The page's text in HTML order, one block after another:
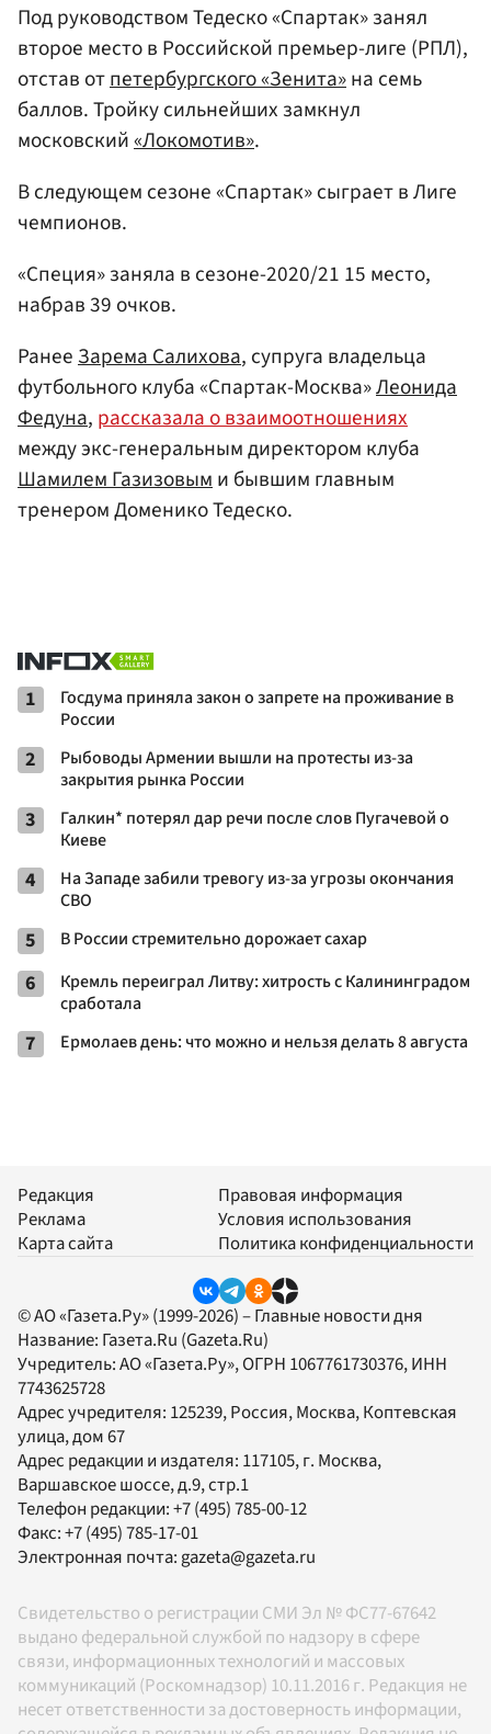
Под руководством Тедеско «Спартак» занял
второе место в Российской премьер-лиге (РПЛ),
отстав отпетербургского «Зенита»на семь
баллов. Тройку сильнейших замкнул
московский«Локомотив».
В следующем сезоне «Спартак» сыграет в Лиге
чемпионов.
«Специя» заняла в сезоне-2020/21 15 место,
набрав 39 очков.
РанееЗарема Салихова, супруга владельца
футбольного клуба «Спартак-Москва»Леонида
Федуна, рассказала о взаимоотношениях
между экс-генеральным директором клуба
Шамилем Газизовыми бывшим главным
тренером Доменико Тедеско.
1
Госдума приняла закон о запрете на проживание в
России
2
Рыбоводы Армении вышли на протесты из-за
закрытия рынка России
3
Галкин* потерял дар речи после слов Пугачевой о
Киеве
4
На Западе забили тревогу из-за угрозы окончания
СВО
5 В России стремительно дорожает сахар
6
Кремль переиграл Литву: хитрость с Калининградом
сработала
7 Ермолаев день: что можно и нельзя делать 8 августа
Редакция
Реклама
Карта сайта
Правовая информация
Условия использования
Политика конфиденциальности
© АО «Газета.Ру» (1999-2026) – Главные новости дня
Название: Газета.Ru (Gazeta.Ru)
Учредитель:АО «Газета.Ру», ОГРН 1067761730376, ИНН
7743625728
Адрес учредителя: 125239, Россия, Москва, Коптевская
улица, дом 67
Адрес редакции и издателя: 117105, г. Москва,
Варшавское шоссе, д.9, стр.1
Телефон редакции:+7 (495) 785-00-12
Факс:+7 (495) 785-17-01
Электронная почта: gazeta@gazeta.ru
Свидетельство о регистрации СМИ Эл № ФС77-67642
выдано федеральной службой по надзору в сфере
связи, информационных технологий и массовых
коммуникаций (Роскомнадзор) 10.11.2016 г. Редакция не
несет ответственности за достоверность информации,